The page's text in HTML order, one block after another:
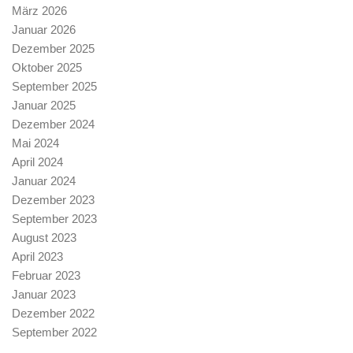
März 2026
Januar 2026
Dezember 2025
Oktober 2025
September 2025
Januar 2025
Dezember 2024
Mai 2024
April 2024
Januar 2024
Dezember 2023
September 2023
August 2023
April 2023
Februar 2023
Januar 2023
Dezember 2022
September 2022